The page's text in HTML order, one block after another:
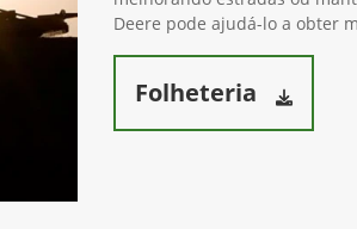
Deere pode ajudá-lo a obter
Folheteria